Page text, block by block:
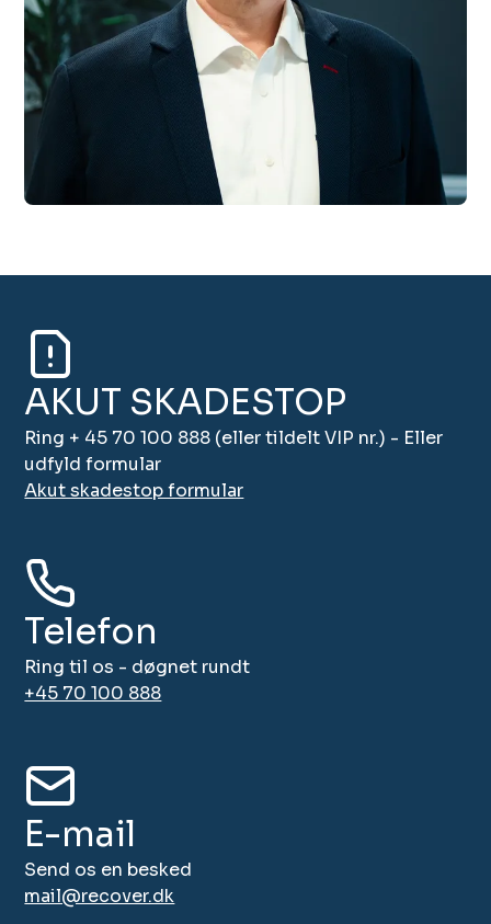
AKUT SKADESTOP
Ring + 45 70 100 888 (eller tildelt VIP nr.) - Eller
udfyld formular
Akut skadestop formular
Telefon
Ring til os - døgnet rundt
+45 70 100 888
E-mail
Send os en besked
mail@recover.dk